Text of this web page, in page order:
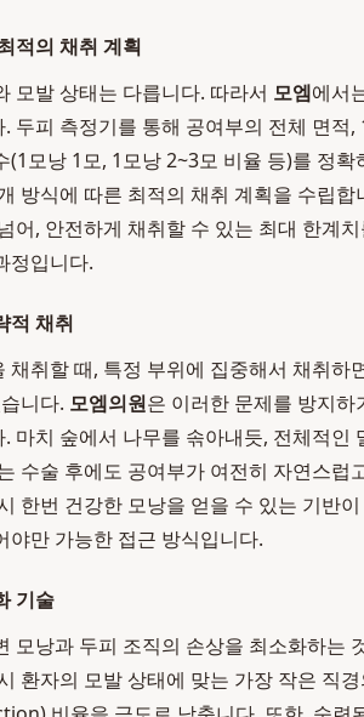
적의 채취 계획
모발 상태는 다릅니다. 따라서 모엠에서
두피 측정기를 통해 공여부의 전체 면
(1모낭 1모, 1모낭 2~3모 비율 등)를 정
방식에 따른 최적의 채취 계획을 수립
어, 안전하게 채취할 수 있는 최대 한계
정입니다.
적 채취
채취할 때, 특정 부위에 집중해서 채취하
니다. 모엠의원은 이러한 문제를 방지
마치 숲에서 나무를 솎아내듯, 전체적
수술 후에도 공여부가 여전히 자연스럽
한번 건강한 모낭을 얻을 수 있는 기반
야만 가능한 접근 방식입니다.
기술
모낭과 두피 조직의 손상을 최소화하는
환자의 모발 상태에 맞는 가장 작은 직